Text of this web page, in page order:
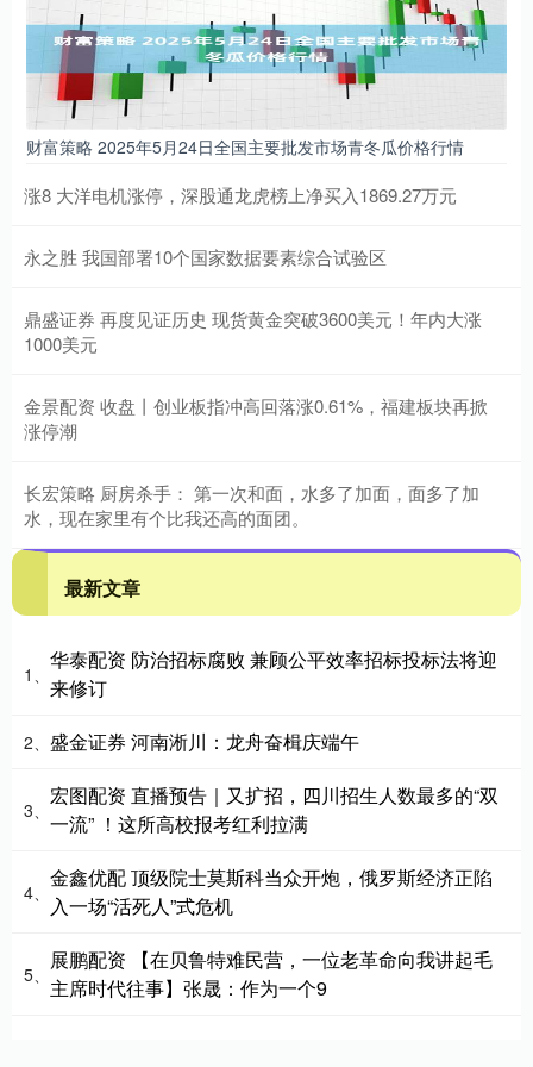
财富策略 2025年5月24日全国主要批发市场青冬瓜价格行情
涨8 大洋电机涨停，深股通龙虎榜上净买入1869.27万元
永之胜 我国部署10个国家数据要素综合试验区
鼎盛证券 再度见证历史 现货黄金突破3600美元！年内大涨
1000美元
金景配资 收盘丨创业板指冲高回落涨0.61%，福建板块再掀
涨停潮
长宏策略 厨房杀手： 第一次和面，水多了加面，面多了加
水，现在家里有个比我还高的面团。
最新文章
1、
华泰配资 防治招标腐败 兼顾公平效率招标投标法将迎
来修订
2、 盛金证券 河南淅川：龙舟奋楫庆端午
3、
宏图配资 直播预告｜又扩招，四川招生人数最多的“双
一流” ！这所高校报考红利拉满
4、
金鑫优配 顶级院士莫斯科当众开炮，俄罗斯经济正陷
入一场“活死人”式危机
5、
展鹏配资 【在贝鲁特难民营，一位老革命向我讲起毛
主席时代往事】张晟：作为一个9